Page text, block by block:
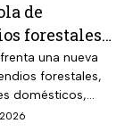
de
forestales
los
son los más
una nueva
forestales,
domésticos,
de granja son las